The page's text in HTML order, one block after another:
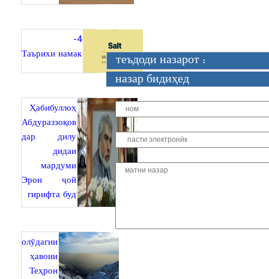
4-
Таърихи намак
Ҳабибуллоҳ
Абдураззоқов
дар дилу
дидаи
мардуми
Эрон ҷой
гирифта буд
олӯдагии
ҳавоии
Теҳрон
теъдоди назарот :
назар бидиҳед